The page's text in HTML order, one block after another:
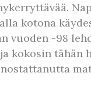
kotona
vuoden -98
kokosin tähän